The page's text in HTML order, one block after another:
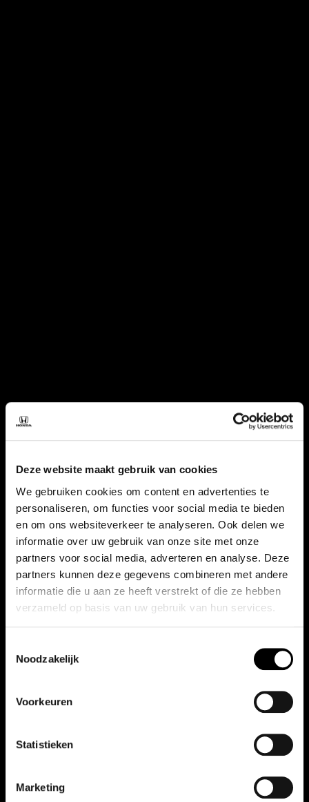
Deze website maakt gebruik van cookies
We gebruiken cookies om content en advertenties te
personaliseren, om functies voor social media te bieden
en om ons websiteverkeer te analyseren. Ook delen we
informatie over uw gebruik van onze site met onze
partners voor social media, adverteren en analyse. Deze
partners kunnen deze gegevens combineren met andere
informatie die u aan ze heeft verstrekt of die ze hebben
verzameld op basis van uw gebruik van hun services.
Noodzakelijk
Voorkeuren
Statistieken
Marketing
Vergelijkbare auto's